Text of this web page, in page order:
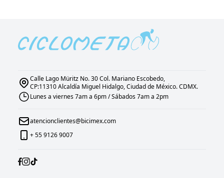
Calle Lago Müritz No. 30 Col. Mariano Escobedo,
CP:11310 Alcaldía Miguel Hidalgo, Ciudad de México. CDMX.
Lunes a viernes 7am a 6pm / Sábados 7am a 2pm
atencionclientes@bicimex.com
+ 55 9126 9007